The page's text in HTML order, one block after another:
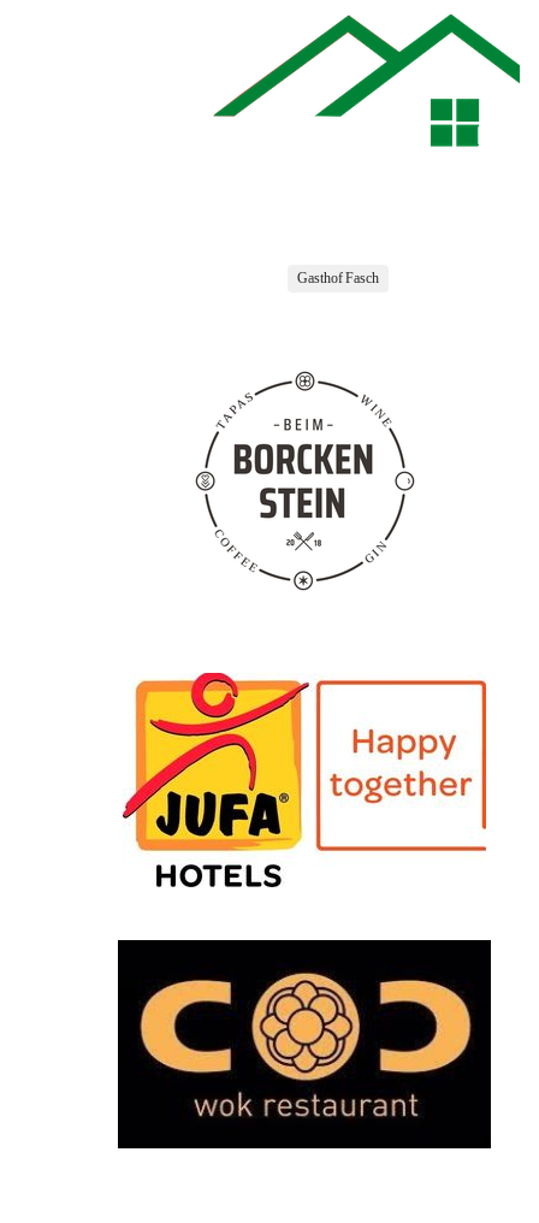
Gasthof Fasch